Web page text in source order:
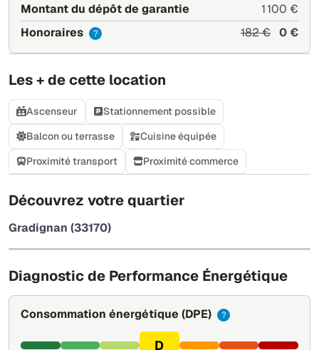
Montant du dépôt de garantie
1 100 €
Honoraires
? 182 € 0 €
Les + de cette location
Ascenseur
Stationnement possible
Balcon ou terrasse
Cuisine équipée
Proximité transport
Proximité commerce
Découvrez votre quartier
Gradignan (33170)
Diagnostic de Performance Énergétique
Consommation énergétique (DPE) ?
D